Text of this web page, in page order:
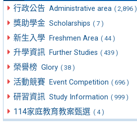
行政公告 Administrative area ( 2,896 )
獎助學金 Scholarships ( 7 )
新生入學 Freshmen Area ( 44 )
升學資訊 Further Studies ( 439 )
榮譽榜 Glory ( 38 )
活動競賽 Event Competition ( 696 )
研習資訊 Study Information ( 999 )
114家庭教育教案甄選 ( 4 )